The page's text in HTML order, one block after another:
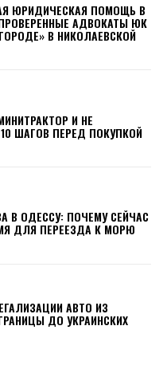
ЮРИДИЧЕСКАЯ ПОМОЩЬ В
АДВОКАТЫ ЮК
В НИКОЛАЕВСКОЙ
И НЕ
ШАГОВ ПЕРЕД ПОКУПКОЙ
В ОДЕССУ: ПОЧЕМУ СЕЙЧАС
ДЛЯ ПЕРЕЕЗДА К МОРЮ
АВТО ИЗ
ДО УКРАИНСКИХ